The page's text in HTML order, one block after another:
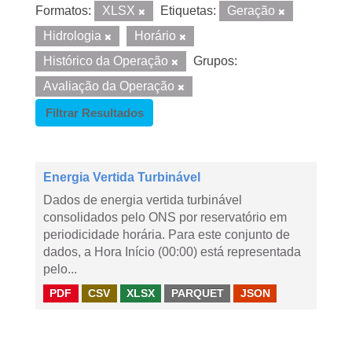
Formatos: XLSX Etiquetas:
Geração
Hidrologia
Horário
Histórico da Operação
Grupos:
Avaliação da Operação
Filtrar Resultados
Energia Vertida Turbinável
Dados de energia vertida turbinável
consolidados pelo ONS por reservatório em
periodicidade horária. Para este conjunto de
dados, a Hora Início (00:00) está representada
pelo...
PDF CSV XLSX PARQUET JSON